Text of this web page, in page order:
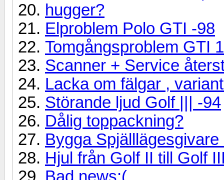
hugger?
Elproblem Polo GTI -98
Tomgångsproblem GTI
Scanner + Service
Lacka om fälgar ,
Störande ljud Golf ||| -94
Dålig toppackning?
Bygga
Hjul från Golf II till Golf
Bad news:(